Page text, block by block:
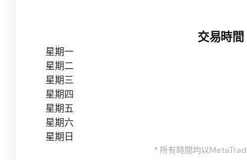
交易時間
星期一
星期二
星期三
星期四
星期五
星期六
星期日
* 所有時間均以